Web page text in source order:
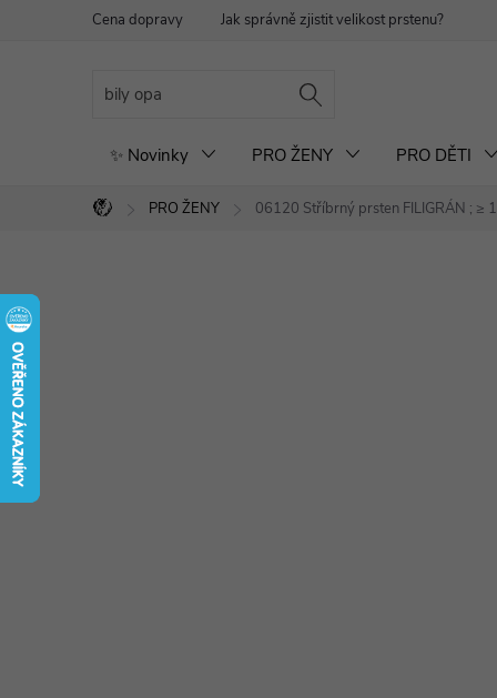
Cena dopravy Jak správně zjistit velikost prstenu?
✨ Novinky PRO ŽENY PRO DĚTI
Domů
PRO ŽENY 06120 Stříbrný prsten FILIGRÁN ; ≥